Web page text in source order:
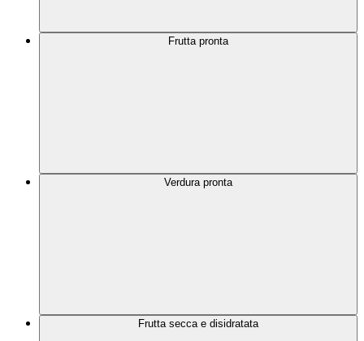
Frutta pronta
Verdura pronta
Frutta secca e disidratata